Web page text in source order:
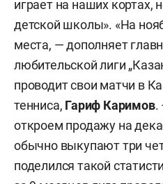
играет на наших кортах,
детской школы». «На
места, — дополняет
любительской лиги
проводит свои матчи в
тенниса, Гариф Каримов.
откроем продажу на
обычно выкупают три
поделился такой